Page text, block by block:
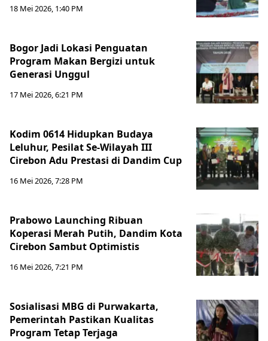
18 Mei 2026, 1:40 PM
Bogor Jadi Lokasi Penguatan
Program Makan Bergizi untuk
Generasi Unggul
17 Mei 2026, 6:21 PM
Kodim 0614 Hidupkan Budaya
Leluhur, Pesilat Se-Wilayah III
Cirebon Adu Prestasi di Dandim Cup
16 Mei 2026, 7:28 PM
Prabowo Launching Ribuan
Koperasi Merah Putih, Dandim Kota
Cirebon Sambut Optimistis
16 Mei 2026, 7:21 PM
Sosialisasi MBG di Purwakarta,
Pemerintah Pastikan Kualitas
Program Tetap Terjaga